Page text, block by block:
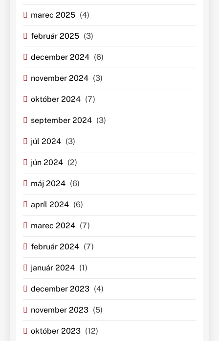
marec 2025 (4)
február 2025 (3)
december 2024 (6)
november 2024 (3)
október 2024 (7)
september 2024 (3)
júl 2024 (3)
jún 2024 (2)
máj 2024 (6)
apríl 2024 (6)
marec 2024 (7)
február 2024 (7)
január 2024 (1)
december 2023 (4)
november 2023 (5)
október 2023 (12)